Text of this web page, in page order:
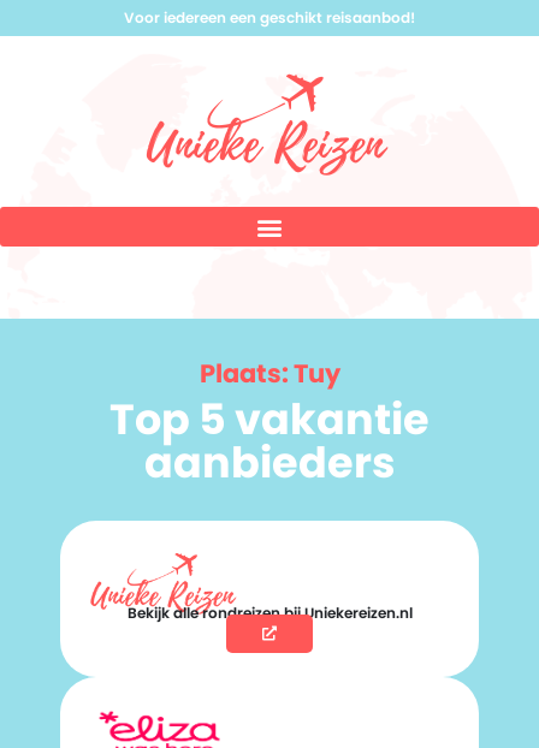
Voor iedereen een geschikt reisaanbod!
Plaats: Tuy
Top 5 vakantie
aanbieders
Bekijk alle rondreizen bij Uniekereizen.nl